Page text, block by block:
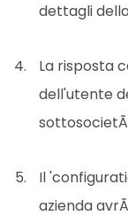
dettagli
La risposta
dell'utente
sottosocietÃ
Il
azienda